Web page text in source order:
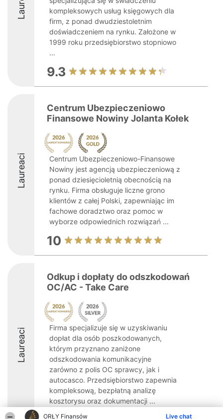
ORŁY Finansów Live chat
kompleksowych usług księgowych dla
firm, z ponad dwudziestoletnim
doświadczeniem na rynku. Założone w
1999 roku przedsiębiorstwo stopniowo
...
9.3
Laureaci
Centrum Ubezpieczeniowo
Finansowe Nowiny Jolanta Kołek
Centrum Ubezpieczeniowo-Finansowe
Nowiny jest agencją ubezpieczeniową z
ponad dziesięcioletnią obecnością na
rynku. Firma obsługuje liczne grono
klientów z całej Polski, zapewniając im
fachowe doradztwo oraz pomoc w
wyborze odpowiednich rozwiązań ...
10
Laureaci
Odkup i dopłaty do odszkodowań
OC/AC - Take Care
Firma specjalizuje się w uzyskiwaniu
dopłat dla osób poszkodowanych,
którym przyznano zaniżone
odszkodowania komunikacyjne
zarówno z polis OC sprawcy, jak i
autocasco. Przedsiębiorstwo zapewnia
kompleksową, bezpłatną analizę
kosztorysu oraz dokumentacji ...